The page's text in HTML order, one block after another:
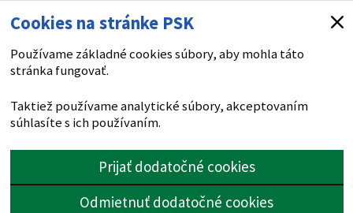
Cookies na stránke PSK
Používame základné cookies súbory, aby mohla táto
stránka fungovať.
Taktiež používame analytické súbory, akceptovaním
súhlasíte s ich používaním.
Prijať dodatočné cookies
Odmietnuť dodatočné cookies